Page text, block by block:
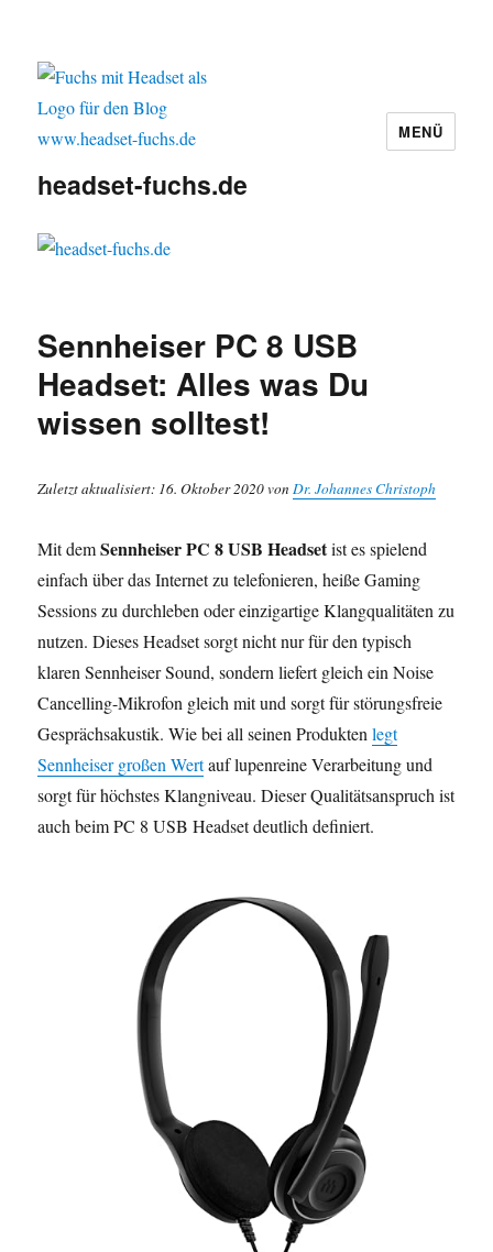
headset-fuchs.de
MENÜ
Sennheiser PC 8 USB
Headset: Alles was Du
wissen solltest!
Zuletzt aktualisiert: 16. Oktober 2020 vonDr. Johannes Christoph
Mit demSennheiser PC 8 USB Headsetist es spielend
einfach über das Internet zu telefonieren, heiße Gaming
Sessions zu durchleben oder einzigartige Klangqualitäten zu
nutzen. Dieses Headset sorgt nicht nur für den typisch
klaren Sennheiser Sound, sondern liefert gleich ein Noise
Cancelling-Mikrofon gleich mit und sorgt für störungsfreie
Gesprächsakustik. Wie bei all seinen Produktenlegt
Sennheiser großen Wertauf lupenreine Verarbeitung und
sorgt für höchstes Klangniveau. Dieser Qualitätsanspruch ist
auch beim PC 8 USB Headset deutlich definiert.